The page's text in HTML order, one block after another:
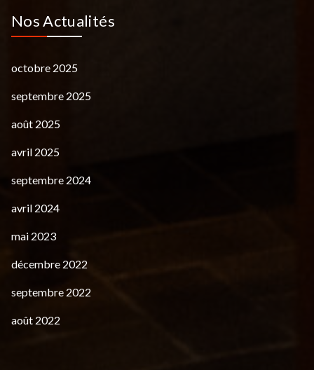
Nos Actualités
octobre 2025
septembre 2025
août 2025
avril 2025
septembre 2024
avril 2024
mai 2023
décembre 2022
septembre 2022
août 2022